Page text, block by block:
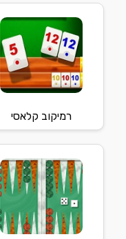
רמיקוב קלאסי